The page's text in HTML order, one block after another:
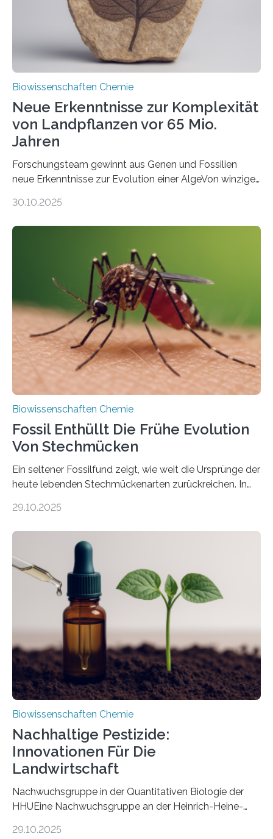
Studie wurde am 28. Oktober 2025 in der
Fachzeitschrift…
Biowissenschaften Chemie
Neue Erkenntnisse zur Komplexität
von Landpflanzen vor 65 Mio.
Jahren
Forschungsteam gewinnt aus Genen und Fossilien
neue Erkenntnisse zur Evolution einer AlgeVon winzigen
Landpflanzen zählen zu den komplexesten
Grünalgen, die vor Hunderten von Millionen Jahren
lebten. Unter den Vorfahren sticht eine Gruppe heraus,
die noch heute in der Natur vorkommt: die
Süßwasseralge Coleochaetophyceae. Einige Arten
dieser Gruppe bilden aus Zellfäden dichte Geflechte
mit scheibenförmiger Gestalt. Was auffällig ist: Die
nächsten…
30.10.2025
Biowissenschaften Chemie
Fossil Enthüllt Die Frühe Evolution
Von Stechmücken
Ein seltener Fossilfund zeigt, wie weit die Ursprünge der
heute lebenden Stechmückenarten zurückreichen. In
Forschende die bisher älteste bekannte Stechmücken-
Region Kachin in Myanmar und hat sich in
ausgezeichnetem Zustand erhalten. Es konnte als neue
Art einer neuen Gattung beschrieben werden und trägt
nun den Namen Cretosabethes primaevus. Dieser erste
fossile Nachweis einer Stechmückenlarve in Bernstein
stellt gleichzeitig den ersten Fossilfund einer
Mückenlarve aus dem Mesozoikum dar, denn…
29.10.2025
Biowissenschaften Chemie
Nachhaltige Pestizide:
Innovationen Für Die
Landwirtschaft
Nachwuchsgruppe in der Quantitativen Biologie der
HHUEine Nachwuchsgruppe an der Heinrich-Heine-
fünf Jahren erforschen, wie Bakterien auf
29.10.2025